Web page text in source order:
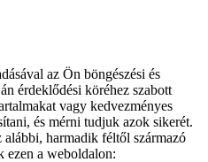
az Ön böngészési és
érdeklődési köréhez szabott
vagy kedvezményes
és mérni tudjuk azok sikerét.
alábbi, harmadik féltől származó
ezen a weboldalon: